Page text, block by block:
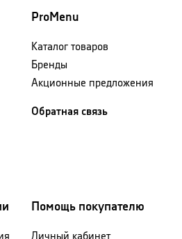
ProMenu
Каталог товаров
Бренды
Акционные предложения
Обратная связь
Помощь покупателю
Личный кабинет